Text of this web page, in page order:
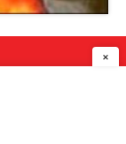
×